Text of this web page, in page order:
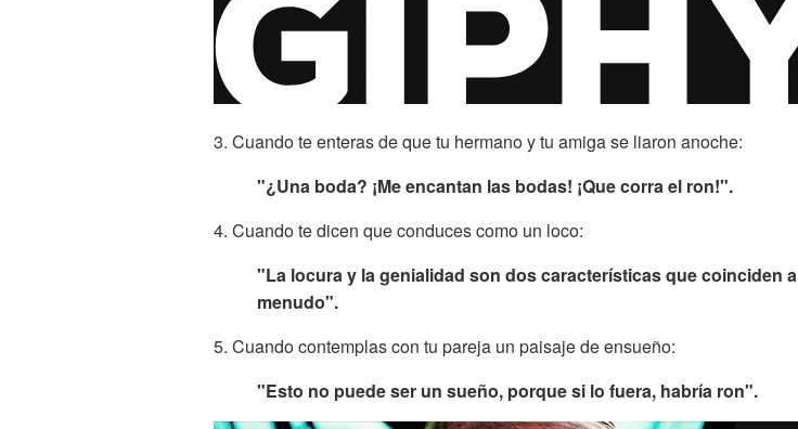
3. Cuando te enteras de que tu hermano y tu amiga se liaron anoche:
"¿Una boda? ¡Me encantan las bodas! ¡Que corra el ron!".
4. Cuando te dicen que conduces como un loco:
"La locura y la genialidad son dos características que coinciden a
menudo".
5. Cuando contemplas con tu pareja un paisaje de ensueño:
"Esto no puede ser un sueño, porque si lo fuera, habría ron".